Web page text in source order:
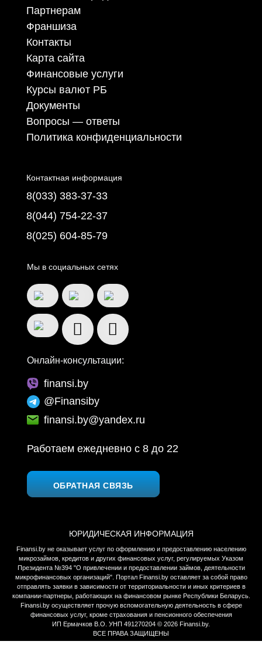
Партнерам
Франшиза
Контакты
Карта сайта
Финансовые услуги
Курсы валют РБ
Документы
Вопросы — ответы
Политика конфиденциальности
Контактная информация
8(033) 383-37-33
8(044) 754-22-37
8(025) 604-85-79
Мы в социальных сетях
Онлайн-консультации:
finansi.by
@Finansiby
finansi.by@yandex.ru
Работаем ежедневно c 8 до 22
ОБРАТНАЯ СВЯЗЬ
ЮРИДИЧЕСКАЯ ИНФОРМАЦИЯ
Finansi.by не оказывает услуг по оформлению и предоставлению населению
микрозаймов, кредитов и других финансовых услуг, регулируемых Указом
Президента №394 "О привлечении и предоставлении займов, деятельности
микрофинансовых организаций". Портал Finansi.by оставляет за собой право
отправлять заявки в зависимости от территориальности и иных критериев в
компании-партнеры, работающих на финансовом рынке Республики Беларусь.
Finansi.by осуществляет прочую вспомогательную деятельность в сфере
финансовых услуг, кроме страхования и пенсионного обеспечения
ИП Ермачков В.О. УНП 491270204 © 2026 Finansi.by.
ВСЕ ПРАВА ЗАЩИЩЕНЫ